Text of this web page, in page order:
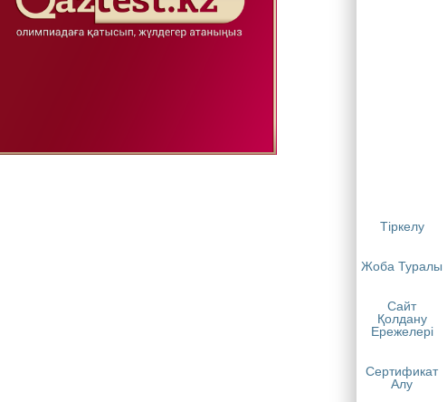
Тіркелу
Жоба Туралы
Сайт
Қолдану
Ережелері
Сертификат
Алу